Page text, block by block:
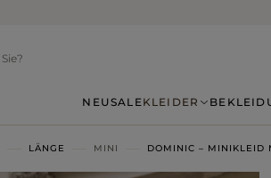
NEUSALEKLEIDER
LÄNGE MINI DOMINIC – MINIKLEID